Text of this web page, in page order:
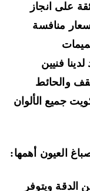
على انجاز
منافسة
فنيين
جميع الألوان
العيون أهمها:
ويتوفر